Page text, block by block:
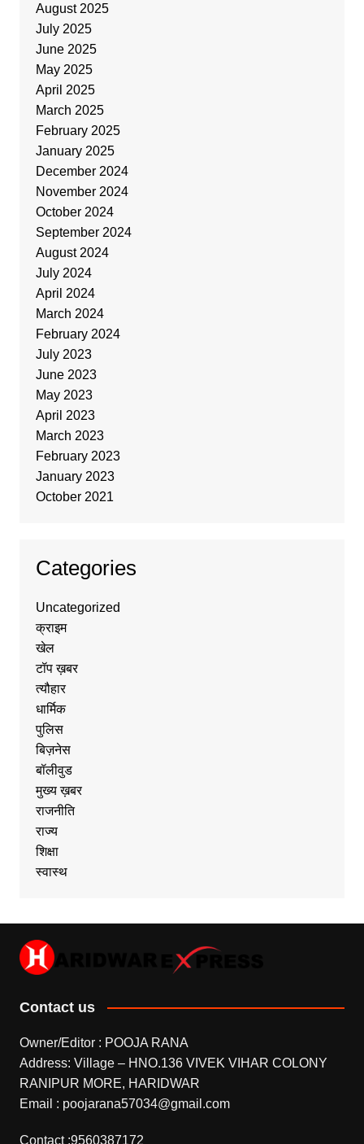
August 2025
July 2025
June 2025
May 2025
April 2025
March 2025
February 2025
January 2025
December 2024
November 2024
October 2024
September 2024
August 2024
July 2024
April 2024
March 2024
February 2024
July 2023
June 2023
May 2023
April 2023
March 2023
February 2023
January 2023
October 2021
Categories
Uncategorized
क्राइम
खेल
टॉप ख़बर
त्यौहार
धार्मिक
पुलिस
बिज़नेस
बॉलीवुड
मुख्य ख़बर
राजनीति
राज्य
शिक्षा
स्वास्थ
Contact us
Owner/Editor : POOJA RANA
Address: Village – HNO.136 VIVEK VIHAR COLONY
RANIPUR MORE, HARIDWAR
Email : poojarana57034@gmail.com
Contact :9560387172